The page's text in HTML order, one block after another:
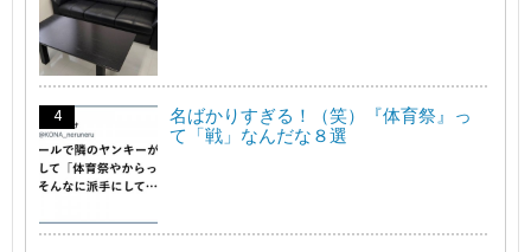
名ばかりすぎる！（笑）『体育祭』っ
て「戦」なんだな８選